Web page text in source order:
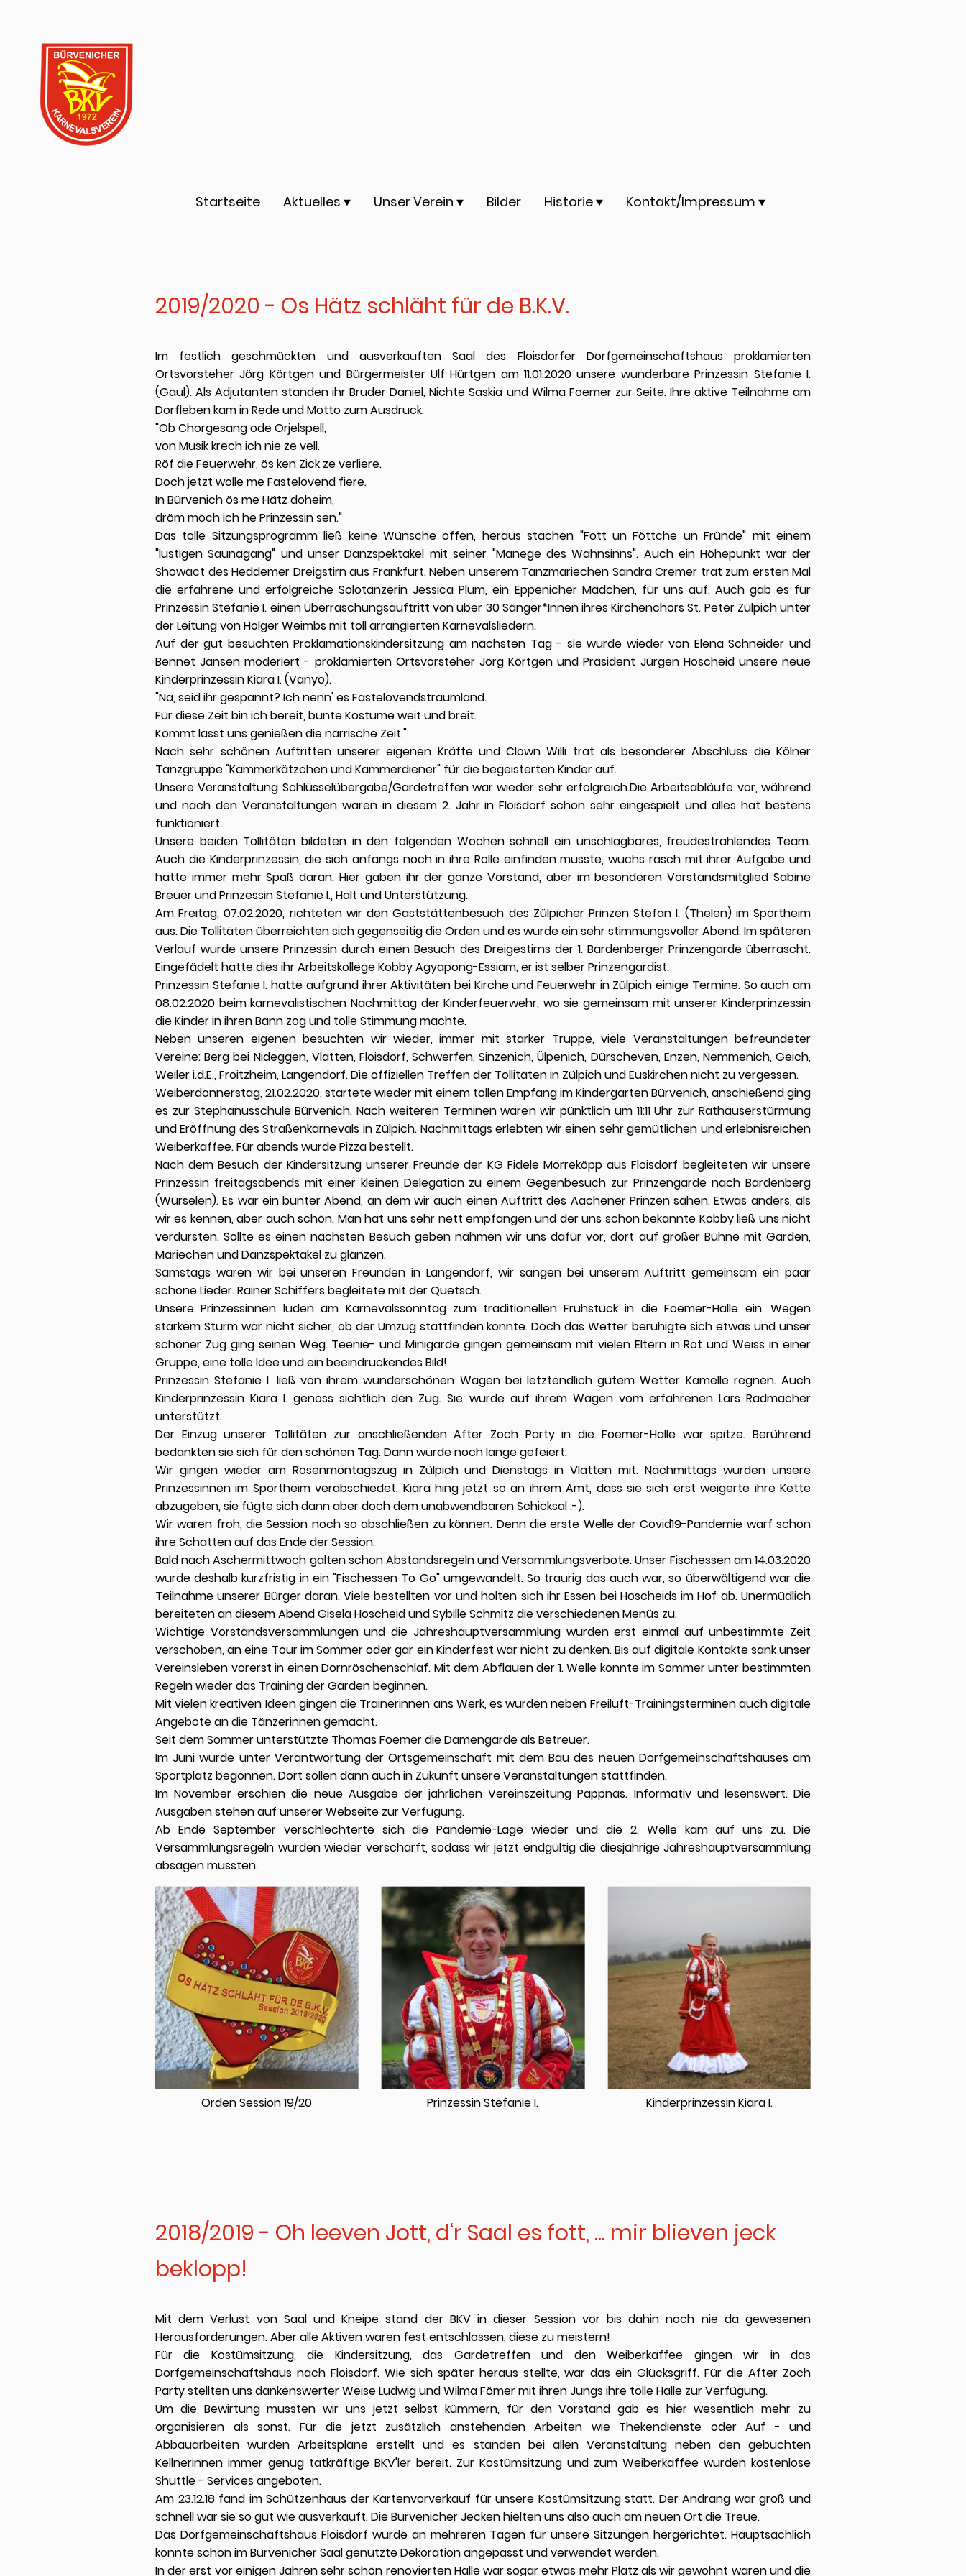
Startseite Aktuelles Unser Verein Bilder Historie Kontakt/Impressum
2019/2020 - Os Hätz schläht für de B.K.V.
Im festlich geschmückten und ausverkauften Saal des Floisdorfer Dorfgemeinschaftshaus proklamierten
Ortsvorsteher Jörg Körtgen und Bürgermeister Ulf Hürtgen am 11.01.2020 unsere wunderbare Prinzessin Stefanie I.
(Gaul). Als Adjutanten standen ihr Bruder Daniel, Nichte Saskia und Wilma Foemer zur Seite. Ihre aktive Teilnahme am
Dorfleben kam in Rede und Motto zum Ausdruck:
"Ob Chorgesang ode Orjelspell,
von Musik krech ich nie ze vell.
Röf die Feuerwehr, ös ken Zick ze verliere.
Doch jetzt wolle me Fastelovend fiere.
In Bürvenich ös me Hätz doheim,
dröm möch ich he Prinzessin sen."
Das tolle Sitzungsprogramm ließ keine Wünsche offen, heraus stachen "Fott un Föttche un Fründe" mit einem
"lustigen Saunagang" und unser Danzspektakel mit seiner "Manege des Wahnsinns". Auch ein Höhepunkt war der
Showact des Heddemer Dreigstirn aus Frankfurt. Neben unserem Tanzmariechen Sandra Cremer trat zum ersten Mal
die erfahrene und erfolgreiche Solotänzerin Jessica Plum, ein Eppenicher Mädchen, für uns auf. Auch gab es für
Prinzessin Stefanie I. einen Überraschungsauftritt von über 30 Sänger*Innen ihres Kirchenchors St. Peter Zülpich unter
der Leitung von Holger Weimbs mit toll arrangierten Karnevalsliedern.
Auf der gut besuchten Proklamationskindersitzung am nächsten Tag - sie wurde wieder von Elena Schneider und
Bennet Jansen moderiert - proklamierten Ortsvorsteher Jörg Körtgen und Präsident Jürgen Hoscheid unsere neue
Kinderprinzessin Kiara I. (Vanyo).
"Na, seid ihr gespannt? Ich nenn' es Fastelovendstraumland.
Für diese Zeit bin ich bereit, bunte Kostüme weit und breit.
Kommt lasst uns genießen die närrische Zeit."
Nach sehr schönen Auftritten unserer eigenen Kräfte und Clown Willi trat als besonderer Abschluss die Kölner
Tanzgruppe "Kammerkätzchen und Kammerdiener" für die begeisterten Kinder auf.
Unsere Veranstaltung Schlüsselübergabe/Gardetreffen war wieder sehr erfolgreich.Die Arbeitsabläufe vor, während
und nach den Veranstaltungen waren in diesem 2. Jahr in Floisdorf schon sehr eingespielt und alles hat bestens
funktioniert.
Unsere beiden Tollitäten bildeten in den folgenden Wochen schnell ein unschlagbares, freudestrahlendes Team.
Auch die Kinderprinzessin, die sich anfangs noch in ihre Rolle einfinden musste, wuchs rasch mit ihrer Aufgabe und
hatte immer mehr Spaß daran. Hier gaben ihr der ganze Vorstand, aber im besonderen Vorstandsmitglied Sabine
Breuer und Prinzessin Stefanie I., Halt und Unterstützung.
Am Freitag, 07.02.2020, richteten wir den Gaststättenbesuch des Zülpicher Prinzen Stefan I. (Thelen) im Sportheim
aus. Die Tollitäten überreichten sich gegenseitig die Orden und es wurde ein sehr stimmungsvoller Abend. Im späteren
Verlauf wurde unsere Prinzessin durch einen Besuch des Dreigestirns der 1. Bardenberger Prinzengarde überrascht.
Eingefädelt hatte dies ihr Arbeitskollege Kobby Agyapong-Essiam, er ist selber Prinzengardist.
Prinzessin Stefanie I. hatte aufgrund ihrer Aktivitäten bei Kirche und Feuerwehr in Zülpich einige Termine. So auch am
08.02.2020 beim karnevalistischen Nachmittag der Kinderfeuerwehr, wo sie gemeinsam mit unserer Kinderprinzessin
die Kinder in ihren Bann zog und tolle Stimmung machte.
Neben unseren eigenen besuchten wir wieder, immer mit starker Truppe, viele Veranstaltungen befreundeter
Vereine: Berg bei Nideggen, Vlatten, Floisdorf, Schwerfen, Sinzenich, Ülpenich, Dürscheven, Enzen, Nemmenich, Geich,
Weiler i.d.E., Froitzheim, Langendorf. Die offiziellen Treffen der Tollitäten in Zülpich und Euskirchen nicht zu vergessen.
Weiberdonnerstag, 21.02.2020, startete wieder mit einem tollen Empfang im Kindergarten Bürvenich, anschießend ging
es zur Stephanusschule Bürvenich. Nach weiteren Terminen waren wir pünktlich um 11:11 Uhr zur Rathauserstürmung
und Eröffnung des Straßenkarnevals in Zülpich. Nachmittags erlebten wir einen sehr gemütlichen und erlebnisreichen
Weiberkaffee. Für abends wurde Pizza bestellt.
Nach dem Besuch der Kindersitzung unserer Freunde der KG Fidele Morreköpp aus Floisdorf begleiteten wir unsere
Prinzessin freitagsabends mit einer kleinen Delegation zu einem Gegenbesuch zur Prinzengarde nach Bardenberg
(Würselen). Es war ein bunter Abend, an dem wir auch einen Auftritt des Aachener Prinzen sahen. Etwas anders, als
wir es kennen, aber auch schön. Man hat uns sehr nett empfangen und der uns schon bekannte Kobby ließ uns nicht
verdursten. Sollte es einen nächsten Besuch geben nahmen wir uns dafür vor, dort auf großer Bühne mit Garden,
Mariechen und Danzspektakel zu glänzen.
Samstags waren wir bei unseren Freunden in Langendorf, wir sangen bei unserem Auftritt gemeinsam ein paar
schöne Lieder. Rainer Schiffers begleitete mit der Quetsch.
Unsere Prinzessinnen luden am Karnevalssonntag zum traditionellen Frühstück in die Foemer-Halle ein. Wegen
starkem Sturm war nicht sicher, ob der Umzug stattfinden konnte. Doch das Wetter beruhigte sich etwas und unser
schöner Zug ging seinen Weg. Teenie- und Minigarde gingen gemeinsam mit vielen Eltern in Rot und Weiss in einer
Gruppe, eine tolle Idee und ein beeindruckendes Bild!
Prinzessin Stefanie I. ließ von ihrem wunderschönen Wagen bei letztendlich gutem Wetter Kamelle regnen. Auch
Kinderprinzessin Kiara I. genoss sichtlich den Zug. Sie wurde auf ihrem Wagen vom erfahrenen Lars Radmacher
unterstützt.
Der Einzug unserer Tollitäten zur anschließenden After Zoch Party in die Foemer-Halle war spitze. Berührend
bedankten sie sich für den schönen Tag. Dann wurde noch lange gefeiert.
Wir gingen wieder am Rosenmontagszug in Zülpich und Dienstags in Vlatten mit. Nachmittags wurden unsere
Prinzessinnen im Sportheim verabschiedet. Kiara hing jetzt so an ihrem Amt, dass sie sich erst weigerte ihre Kette
abzugeben, sie fügte sich dann aber doch dem unabwendbaren Schicksal :-).
Wir waren froh, die Session noch so abschließen zu können. Denn die erste Welle der Covid19-Pandemie warf schon
ihre Schatten auf das Ende der Session.
Bald nach Aschermittwoch galten schon Abstandsregeln und Versammlungsverbote. Unser Fischessen am 14.03.2020
wurde deshalb kurzfristig in ein "Fischessen To Go" umgewandelt. So traurig das auch war, so überwältigend war die
Teilnahme unserer Bürger daran. Viele bestellten vor und holten sich ihr Essen bei Hoscheids im Hof ab. Unermüdlich
bereiteten an diesem Abend Gisela Hoscheid und Sybille Schmitz die verschiedenen Menüs zu.
Wichtige Vorstandsversammlungen und die Jahreshauptversammlung wurden erst einmal auf unbestimmte Zeit
verschoben, an eine Tour im Sommer oder gar ein Kinderfest war nicht zu denken. Bis auf digitale Kontakte sank unser
Vereinsleben vorerst in einen Dornröschenschlaf. Mit dem Abflauen der 1. Welle konnte im Sommer unter bestimmten
Regeln wieder das Training der Garden beginnen.
Mit vielen kreativen Ideen gingen die Trainerinnen ans Werk, es wurden neben Freiluft-Trainingsterminen auch digitale
Angebote an die Tänzerinnen gemacht.
Seit dem Sommer unterstützte Thomas Foemer die Damengarde als Betreuer.
Im Juni wurde unter Verantwortung der Ortsgemeinschaft mit dem Bau des neuen Dorfgemeinschaftshauses am
Sportplatz begonnen. Dort sollen dann auch in Zukunft unsere Veranstaltungen stattfinden.
Im November erschien die neue Ausgabe der jährlichen Vereinszeitung Pappnas. Informativ und lesenswert. Die
Ausgaben stehen auf unserer Webseite zur Verfügung.
Ab Ende September verschlechterte sich die Pandemie-Lage wieder und die 2. Welle kam auf uns zu. Die
Versammlungsregeln wurden wieder verschärft, sodass wir jetzt endgültig die diesjährige Jahreshauptversammlung
absagen mussten.
Orden Session 19/20 Prinzessin Stefanie I. Kinderprinzessin Kiara I.
2018/2019 - Oh leeven Jott, d‘r Saal es fott, ... mir blieven jeck
beklopp!
Mit dem Verlust von Saal und Kneipe stand der BKV in dieser Session vor bis dahin noch nie da gewesenen
Herausforderungen. Aber alle Aktiven waren fest entschlossen, diese zu meistern!
Für die Kostümsitzung, die Kindersitzung, das Gardetreffen und den Weiberkaffee gingen wir in das
Dorfgemeinschaftshaus nach Floisdorf. Wie sich später heraus stellte, war das ein Glücksgriff. Für die After Zoch
Party stellten uns dankenswerter Weise Ludwig und Wilma Fömer mit ihren Jungs ihre tolle Halle zur Verfügung.
Um die Bewirtung mussten wir uns jetzt selbst kümmern, für den Vorstand gab es hier wesentlich mehr zu
organisieren als sonst. Für die jetzt zusätzlich anstehenden Arbeiten wie Thekendienste oder Auf - und
Abbauarbeiten wurden Arbeitspläne erstellt und es standen bei allen Veranstaltung neben den gebuchten
Kellnerinnen immer genug tatkräftige BKV'ler bereit. Zur Kostümsitzung und zum Weiberkaffee wurden kostenlose
Shuttle - Services angeboten.
Am 23.12.18 fand im Schützenhaus der Kartenvorverkauf für unsere Kostümsitzung statt. Der Andrang war groß und
schnell war sie so gut wie ausverkauft. Die Bürvenicher Jecken hielten uns also auch am neuen Ort die Treue.
Das Dorfgemeinschaftshaus Floisdorf wurde an mehreren Tagen für unsere Sitzungen hergerichtet. Hauptsächlich
konnte schon im Bürvenicher Saal genutzte Dekoration angepasst und verwendet werden.
In der erst vor einigen Jahren sehr schön renovierten Halle war sogar etwas mehr Platz als wir gewohnt waren und die